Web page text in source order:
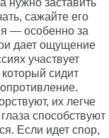
нужно заставить
сажайте его
— особенно за
дает ощущение
участвует
который сидит
их легче
способствуют
Если идет спор,